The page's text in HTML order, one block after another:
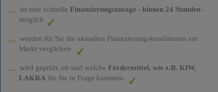
ist eine schnelle Finanzierungszusage - binnen 24 Stunden-
möglich
werden für Sie die aktuellen Finanzierungskonditionen am
Markt verglichen
wird geprüft, ob und welche Fördermittel, wie z.B. KfW,
LAKRA für Sie in Frage kommen.